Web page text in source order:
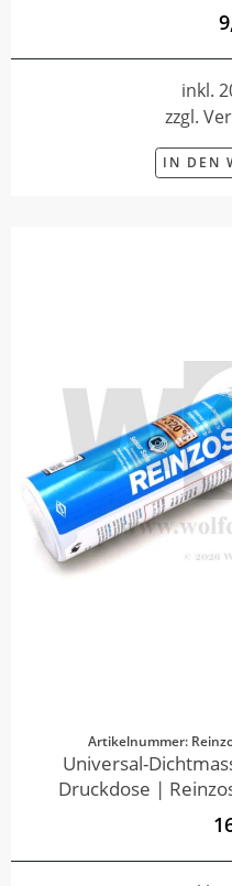
inkl.
zzgl.
IN DEN
Artikelnummer:
Universal-
Druckdose |